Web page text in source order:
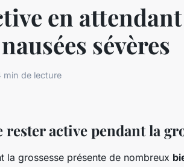
en
sévères
min de lecture
active pendant la
la grossesse présente de nombreux